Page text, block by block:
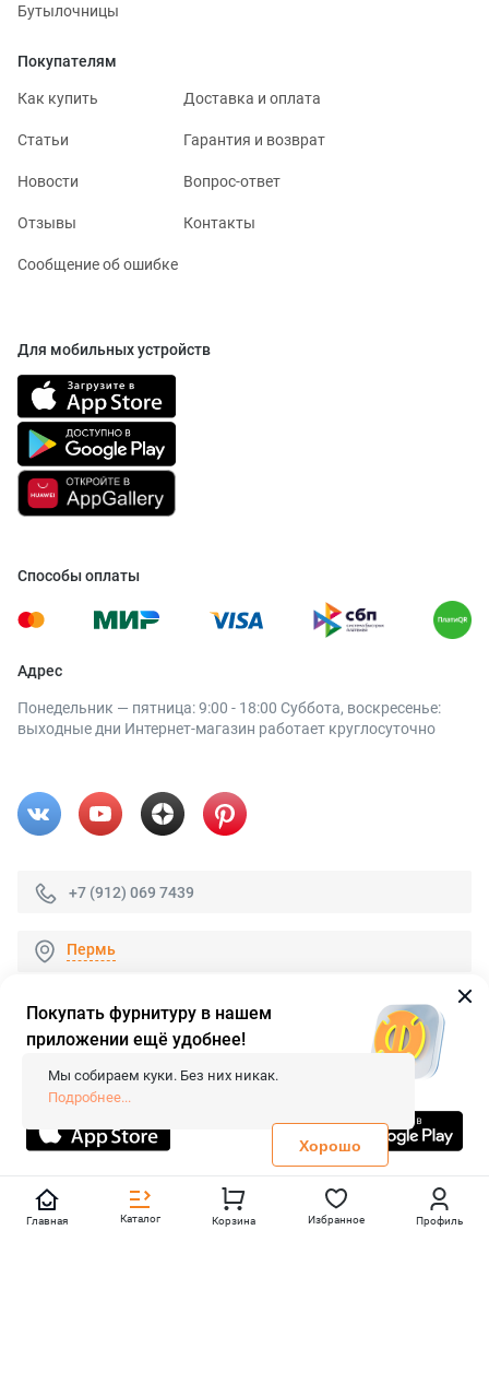
Бутылочницы
Покупателям
Как купить Доставка и оплата
Статьи Гарантия и возврат
Новости Вопрос-ответ
Отзывы Контакты
Сообщение об ошибке
Для мобильных устройств
Способы оплаты
Адрес
Понедельник — пятница: 9:00 - 18:00 Суббота, воскресенье:
выходные дни Интернет-магазин работает круглосуточно
+7 (912) 069 7439
Пермь
© 2026 «FieraShop.ru»
Сопровождение сайта
- Вебформат.
Все права защищены.
Не является публичной офертой
Политика конфиденциальности
Главная Каталог Корзина Избранное Профиль
Покупать фурнитуру в нашем
приложении ещё удобнее!
Мы собираем куки. Без них никак.
Подробнее...
Хорошо